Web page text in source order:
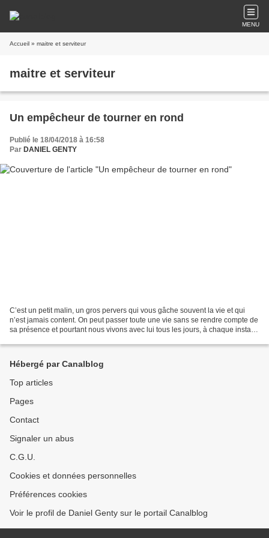
MENU
Accueil » maitre et serviteur
maitre et serviteur
Un empêcheur de tourner en rond
Publié le 18/04/2018 à 16:58
Par DANIEL GENTY
C’est un petit malin, un gros pervers qui vous gâche souvent la vie et qui
n’est jamais content. On peut passer toute une vie sans se rendre compte de
sa présence et pourtant nous vivons avec lui tous les jours, à chaque instant.
Hébergé par Canalblog
Top articles
Pages
Contact
Signaler un abus
C.G.U.
Cookies et données personnelles
Préférences cookies
Voir le profil de Daniel Genty sur le portail Canalblog